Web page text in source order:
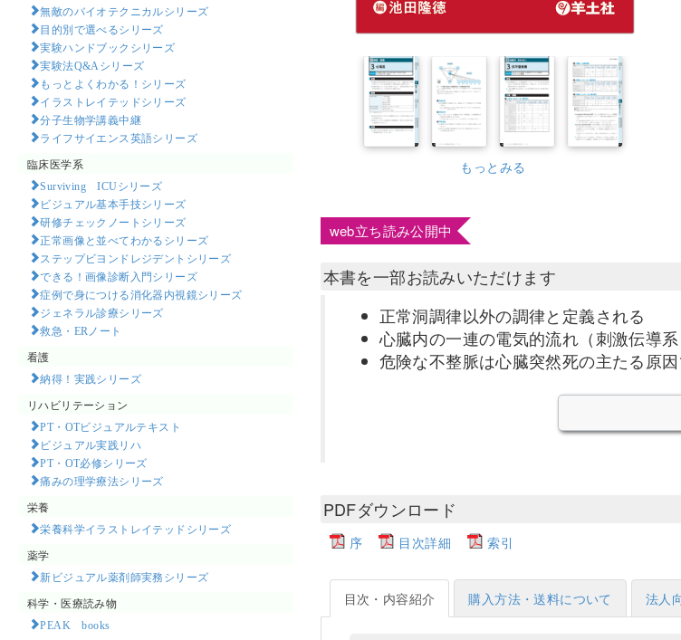
無敵のバイオテクニカルシリーズ
目的別で選べるシリーズ
実験ハンドブックシリーズ
実験法Q&Aシリーズ
もっとよくわかる！シリーズ
イラストレイテッドシリーズ
分子生物学講義中継
ライフサイエンス英語シリーズ
臨床医学系
Surviving ICUシリーズ
ビジュアル基本手技シリーズ
研修チェックノートシリーズ
正常画像と並べてわかるシリーズ
ステップビヨンドレジデントシリーズ
できる！画像診断入門シリーズ
症例で身につける消化器内視鏡シリーズ
ジェネラル診療シリーズ
救急・ERノート
看護
納得！実践シリーズ
リハビリテーション
PT・OTビジュアルテキスト
ビジュアル実践リハ
PT・OT必修シリーズ
痛みの理学療法シリーズ
栄養
栄養科学イラストレイテッドシリーズ
薬学
新ビジュアル薬剤師実務シリーズ
科学・医療読み物
PEAK books​
もっとみる
web立ち読み公開中
本書を一部お読みいただけます
正常洞調律以外の調律と定義される
心臓内の一連の電気的流れ（刺激伝導
危険な不整脈は心臓突然死の主たる原
PDFダウンロード
序 目次詳細 索引
目次・内容紹介 購入方法・送料について 法人